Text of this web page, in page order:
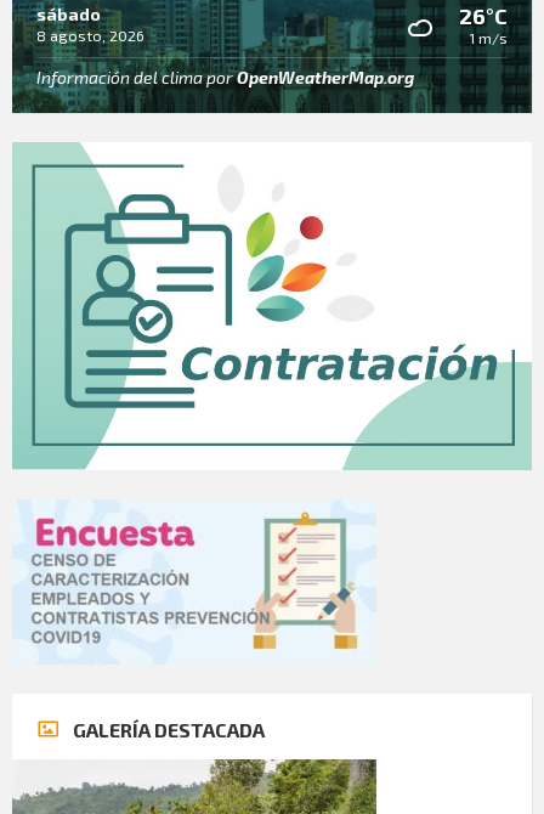
sábado
8 agosto, 2026
26°C
1 m/s
Información del clima porOpenWeatherMap.org
GALERÍA DESTACADA